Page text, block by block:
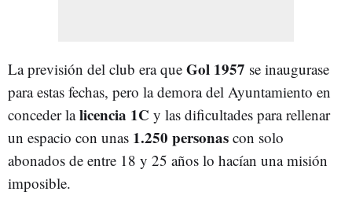
La previsión del club era que Gol 1957 se inaugurase
para estas fechas, pero la demora del Ayuntamiento en
conceder lalicencia 1C y las dificultades para rellenar
un espacio con unas 1.250 personas con solo
abonados de entre 18 y 25 años lo hacían una misión
imposible.